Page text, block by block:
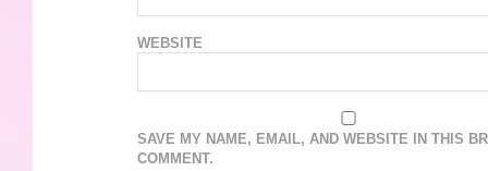
WEBSITE
SAVE MY NAME, EMAIL, AND WEBSITE IN THIS
COMMENT.